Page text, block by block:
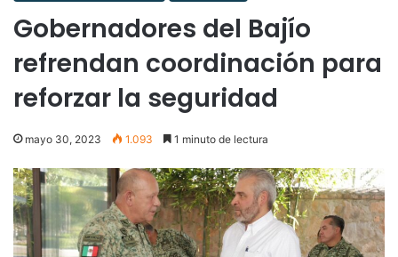
Gobernadores del Bajío
refrendan coordinación para
reforzar la seguridad
mayo 30, 2023 1.093 1 minuto de lectura